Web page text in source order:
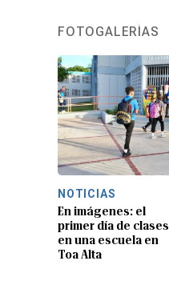
FOTOGALERÍAS
NOTICIAS
En imágenes: el
primer día de clases
en una escuela en
Toa Alta